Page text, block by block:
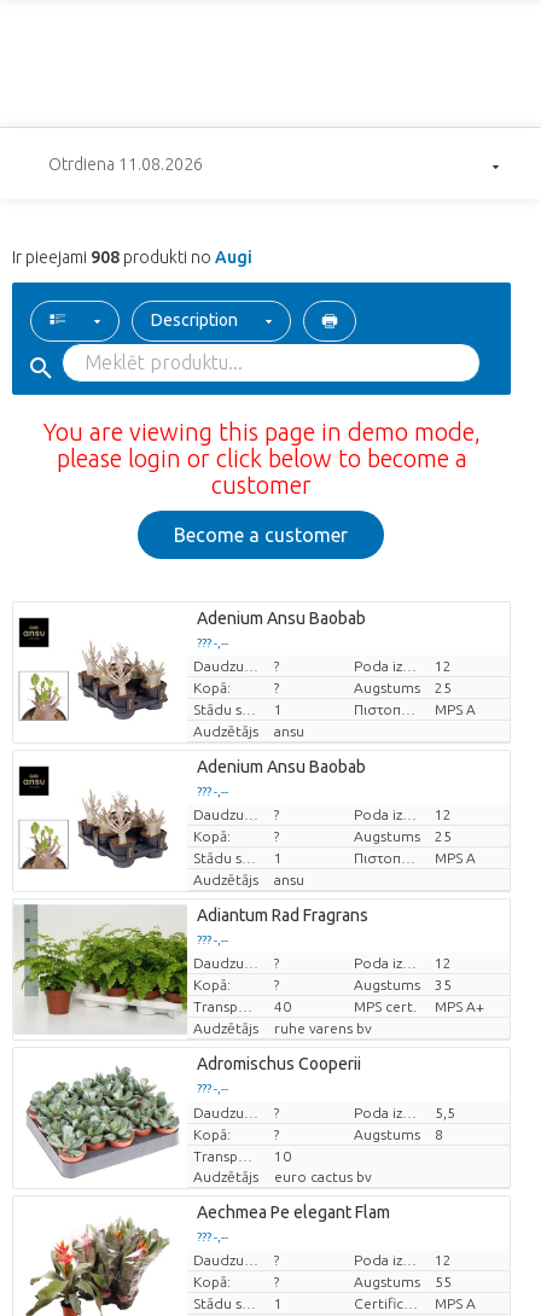
Otrdiena 11.08.2026
Ir pieejami 908 produkti no Augi
Description
You are viewing this page in demo mode,
please login or click below to become a
customer
Become a customer
Adenium Ansu Baobab
??? -,--
Cena par vienību
?
12
Kopā:
? Augstums
25
Stādu skaits/pods
1
MPS A
Audzētājs
ansu
Adenium Ansu Baobab
??? -,--
Cena par vienību
?
12
Kopā:
? Augstums
25
Stādu skaits/pods
1
MPS A
Audzētājs
ansu
Adiantum Rad Fragrans
??? -,--
Cena par vienību
?
12
Kopā:
? Augstums
35
40 MPS cert.
MPS A+
Audzētājs
ruhe varens bv
Adromischus Cooperii
??? -,--
Cena par vienību
?
5,5
Kopā:
? Augstums
8
10
Audzētājs
euro cactus bv
Aechmea Pe elegant Flam
??? -,--
Cena par vienību
?
12
Kopā:
? Augstums
55
Stādu skaits/pods
1
MPS A